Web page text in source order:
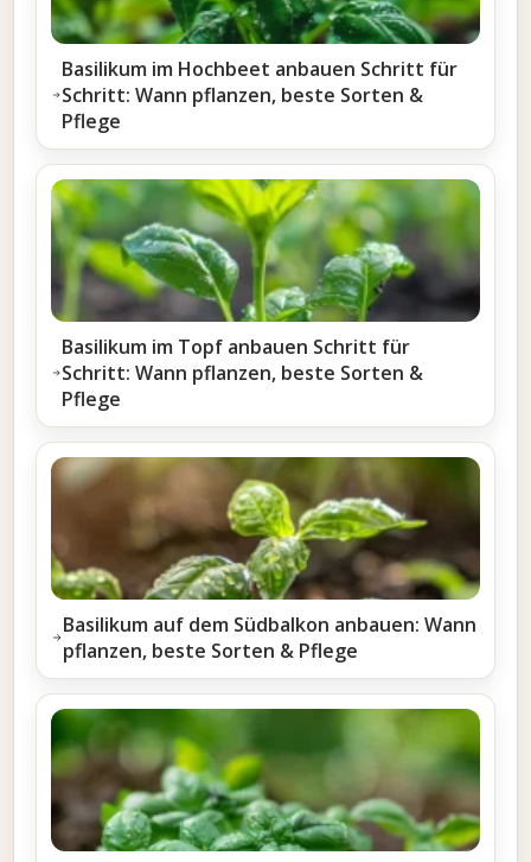
Basilikum im Hochbeet anbauen Schritt für
Schritt: Wann pflanzen, beste Sorten &
Pflege
Basilikum im Topf anbauen Schritt für
Schritt: Wann pflanzen, beste Sorten &
Pflege
Basilikum auf dem Südbalkon anbauen: Wann
pflanzen, beste Sorten & Pflege